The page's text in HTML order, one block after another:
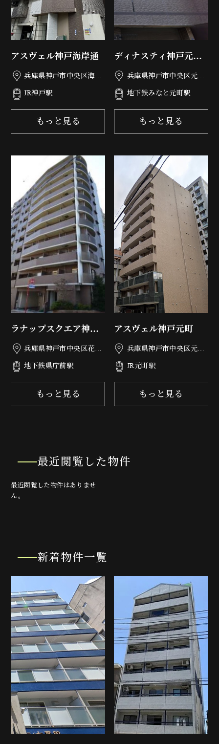
アスヴェル神戸海岸通
兵庫県神戸市中央区海岸
JR神戸駅
もっと見る
ディナスティ神戸元町
通 兵庫県神戸市中央区元町
地下鉄みなと元町駅
もっと見る
ラナップスクエア神戸
県庁前兵庫県神戸市中央区花隈
地下鉄県庁前駅
もっと見る
アスヴェル神戸元町
兵庫県神戸市中央区元町
JR元町駅
もっと見る
最近閲覧した物件
最近閲覧した物件はありませ
ん。
新着物件一覧